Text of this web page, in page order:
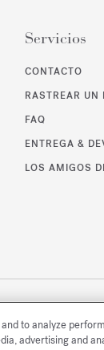
Servicios
CONTACTO
RASTREAR UN
FAQ
ENTREGA &
LOS AMIGOS
to analyze
advertising and